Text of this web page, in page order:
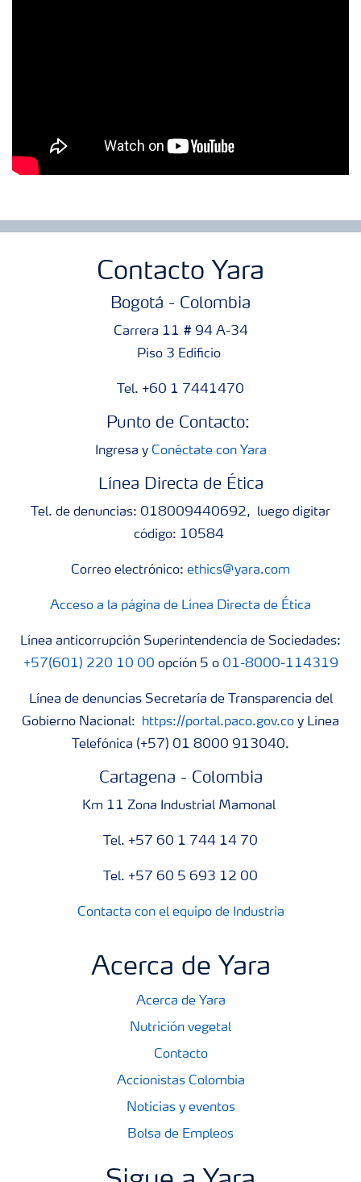
Contacto Yara
Bogotá - Colombia
Carrera 11 # 94 A-34
Piso 3 Edificio
Tel. +60 1 7441470
Punto de Contacto:
Ingresa y Conéctate con Yara
Línea Directa de Ética
Tel. de denuncias: 018009440692, luego digitar
código: 10584
Correo electrónico: ethics@yara.com
Acceso a la página de Línea Directa de Ética
Línea anticorrupción Superintendencia de Sociedades:
+57(601) 220 10 00 opción 5 o 01-8000-114319
Línea de denuncias Secretaría de Transparencia del
Gobierno Nacional: https://portal.paco.gov.co y Línea
Telefónica (+57) 01 8000 913040.
Cartagena - Colombia
Km 11 Zona Industrial Mamonal
Tel. +57 60 1 744 14 70
Tel. +57 60 5 693 12 00
Contacta con el equipo de Industria
Acerca de Yara
Acerca de Yara
Nutrición vegetal
Contacto
Accionistas Colombia
Noticias y eventos
Bolsa de Empleos